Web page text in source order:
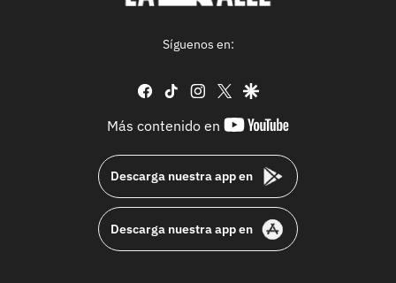
Síguenos en:
facebook
tiktok instagram
twittergoogle
Más contenido en
youtube-
Descarga nuestra app en
Descarga nuestra app en